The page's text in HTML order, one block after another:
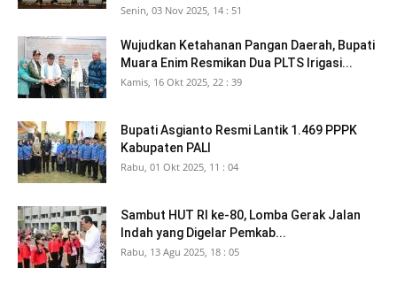
Senin, 03 Nov 2025, 14 : 51
Wujudkan Ketahanan Pangan Daerah, Bupati
Muara Enim Resmikan Dua PLTS Irigasi...
Kamis, 16 Okt 2025, 22 : 39
Bupati Asgianto Resmi Lantik 1.469 PPPK
Kabupaten PALI
Rabu, 01 Okt 2025, 11 : 04
Sambut HUT RI ke-80, Lomba Gerak Jalan
Indah yang Digelar Pemkab...
Rabu, 13 Agu 2025, 18 : 05